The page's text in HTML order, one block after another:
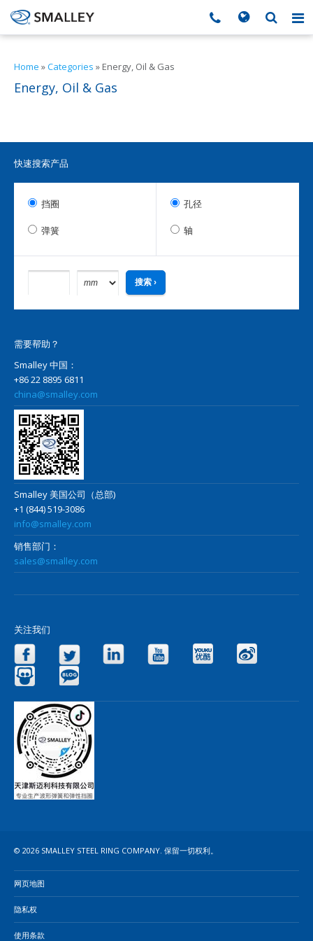
Search form
搜索
Home »Categories » Energy, Oil & Gas
Energy, Oil & Gas
快速搜索产品
挡圈
弹簧
孔径
轴
需要帮助？
Smalley 中国：
+86 22 8895 6811
china@smalley.com
Smalley 美国公司（总部)
+1 (844) 519-3086
info@smalley.com
销售部门：
sales@smalley.com
关注我们
Facebook Twitter LinkedIn YouTube
© 2026 SMALLEY STEEL RING COMPANY. 保留一切权利。
网页地图
隐私权
使用条款